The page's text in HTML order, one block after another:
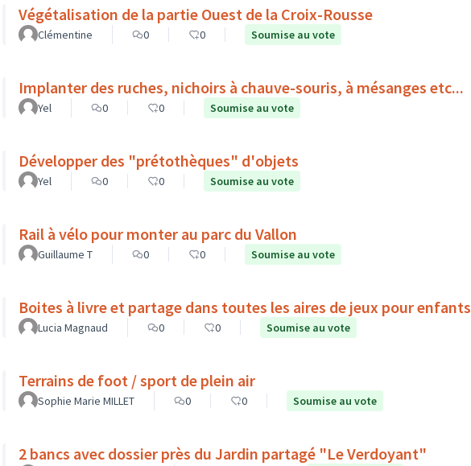
Végétalisation de la partie Ouest de la Croix-Rousse
Clémentine 0 0 Soumise au vote
Implanter des ruches, nichoirs à chauve-souris, à mésanges etc...
Yel 0 0 Soumise au vote
Développer des "prétothèques" d'objets
Yel 0 0 Soumise au vote
Rail à vélo pour monter au parc du Vallon
Guillaume T 0 0 Soumise au vote
Boites à livre et partage dans toutes les aires de jeux pour enfants
Lucia Magnaud 0 0 Soumise au vote
Terrains de foot / sport de plein air
Sophie Marie MILLET 0 0 Soumise au vote
2 bancs avec dossier près du Jardin partagé "Le Verdoyant"